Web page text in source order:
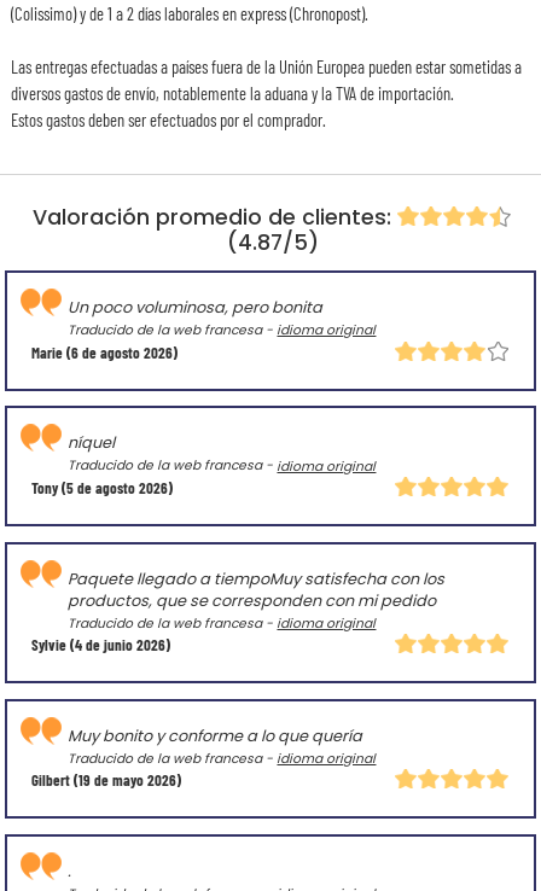
Valoración promedio de clientes:
(4.87/5)
Marie(6 de agosto 2026)
Un poco voluminosa, pero bonita
Traducido de la web francesa - idioma original
Tony(5 de agosto 2026)
níquel
Traducido de la web francesa - idioma original
Sylvie(4 de junio 2026)
Paquete llegado a tiempoMuy satisfecha con los
productos, que se corresponden con mi pedido
Traducido de la web francesa - idioma original
Gilbert(19 de mayo 2026)
Muy bonito y conforme a lo que quería
Traducido de la web francesa - idioma original
.
(Colissimo) y de 1 a 2 días laborales en express (Chronopost).
Las entregas efectuadas a países fuera de la Unión Europea pueden estar sometidas a
diversos gastos de envío, notablemente la aduana y la TVA de importación.
Estos gastos deben ser efectuados por el comprador.